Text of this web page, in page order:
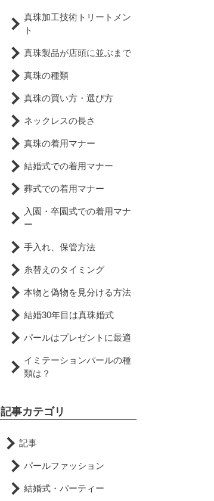
真珠加工技術トリートメン
ト
真珠製品が店頭に並ぶまで
真珠の種類
真珠の買い方・選び方
ネックレスの長さ
真珠の着用マナー
結婚式での着用マナー
葬式での着用マナー
入園・卒園式での着用マナ
ー
手入れ、保管方法
糸替えのタイミング
本物と偽物を見分ける方法
結婚30年目は真珠婚式
パールはプレゼントに最適
イミテーションパールの種
類は？
記事カテゴリ
記事
パールファッション
結婚式・パーティー